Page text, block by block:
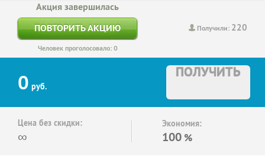
Получили: 220
Акция завершилась
ПОВТОРИТЬ АКЦИЮ
Человек проголосовало: 0
0 руб.
ПОЛУЧИТЬ
Цена без скидки:
∞
Экономия:
100 %